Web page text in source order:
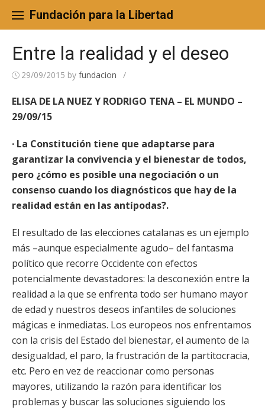
content
Fundación para la Libertad
Entre la realidad y el deseo
29/09/2015 by fundacion /
ELISA DE LA NUEZ Y RODRIGO TENA – EL MUNDO –
29/09/15
· La Constitución tiene que adaptarse para
garantizar la convivencia y el bienestar de todos,
pero ¿cómo es posible una negociación o un
consenso cuando los diagnósticos que hay de la
realidad están en las antípodas?.
El resultado de las elecciones catalanas es un ejemplo
más –aunque especialmente agudo– del fantasma
político que recorre Occidente con efectos
potencialmente devastadores: la desconexión entre la
realidad a la que se enfrenta todo ser humano mayor
de edad y nuestros deseos infantiles de soluciones
mágicas e inmediatas. Los europeos nos enfrentamos
con la crisis del Estado del bienestar, el aumento de la
desigualdad, el paro, la frustración de la partitocracia,
etc. Pero en vez de reaccionar como personas
mayores, utilizando la razón para identificar los
problemas y buscar las soluciones siguiendo los